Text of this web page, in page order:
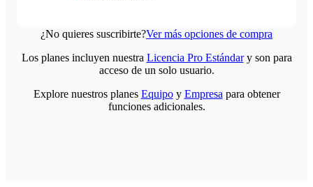
¿No quieres suscribirte?Ver más opciones de compra
Los planes incluyen nuestra Licencia Pro Estándary son para
acceso de un solo usuario.
Explore nuestros planes Equipoy Empresa para obtener
funciones adicionales.